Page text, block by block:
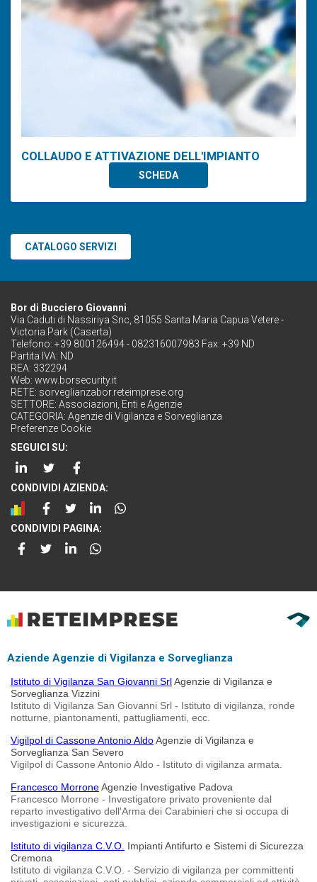
COLLAUDO E ATTIVAZIONE DELL'IMPIANTO
SCHEDA
CATALOGO SERVIZI
Bor di Bucciero Giovanni
Via Caduti di Nassiriya Snc, 81055 Santa Maria Capua Vetere -
Victoria Park (Caserta)
Telefono: +39 800126494 - 082316007983 Fax: +39 ND
Partita IVA: ND
REA: 332294
Web: www.borsecurity.it
RETE: sorveglianzabor.reteimprese.org
SETTORE: Associazioni, Enti e Agenzie
CATEGORIA: Agenzie di Vigilanza e Sorveglianza
Preferenze Cookie
SEGUICI SU:
CONDIVIDI AZIENDA:
CONDIVIDI PAGINA:
Aziende Agenzie di Vigilanza e Sorveglianza
Istituto di Vigilanza San Giovanni SrlAgenzie di Vigilanza e
Sorveglianza Vizzini
Istituto di Vigilanza San Giovanni Srl - Istituto di vigilanza, ronde
notturne, piantonamenti, pattugliamenti, ecc.
Vigilpol di Cassone Antonio AldoAgenzie di Vigilanza e
Sorveglianza San Severo
Vigilpol di Cassone Antonio Aldo - Istituto di vigilanza armata.
Francesco MorroneAgenzie Investigative Padova
Francesco Morrone - Investigatore privato proveniente dal
reparto investigativo dell'Arma dei Carabinieri che si occupa di
investigazioni e sicurezza.
Istituto di vigilanza C.V.O. Impianti Antifurto e Sistemi di Sicurezza
Cremona
Istituto di vigilanza C.V.O. - Servizio di vigilanza per committenti